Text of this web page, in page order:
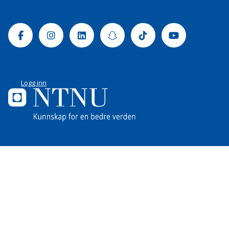
FacebookInstagramLinkedinSnapchatTiktok Youtube
Logg inn